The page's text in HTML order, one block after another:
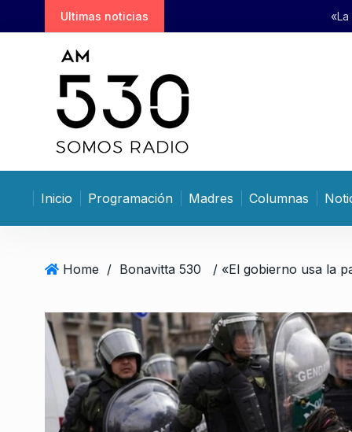
k
n
Ultimas noticias «La modificación que se
Inicio Programación Madres Columnas
Home / Bonavitta 530